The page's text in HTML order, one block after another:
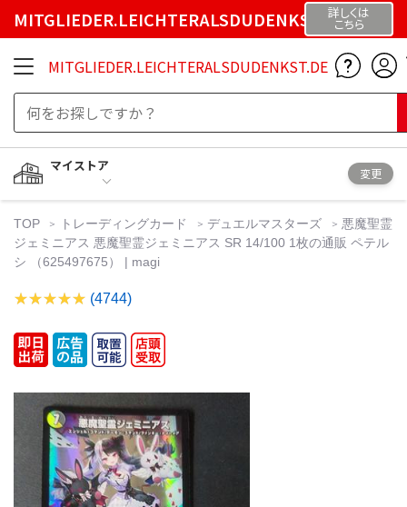
MITGLIEDER.LEICHTERALSDUDENKST.DE詳しくは
こちら
MITGLIEDER.LEICHTERALSDUDENKST.DE
マイストア
変更
TOP トレーディングカード デュエルマスターズ
悪魔聖霊
ジェミニアス 悪魔聖霊ジェミニアス SR 14/100 1枚の通販 ペテル
シ （625497675） | magi
(4744)